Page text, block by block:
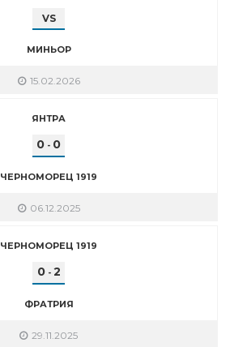
VS
МИНЬОР
15.02.2026
ЯНТРА
0 - 0
ЧЕРНОМОРЕЦ 1919
06.12.2025
ЧЕРНОМОРЕЦ 1919
0- 2
ФРАТРИЯ
29.11.2025